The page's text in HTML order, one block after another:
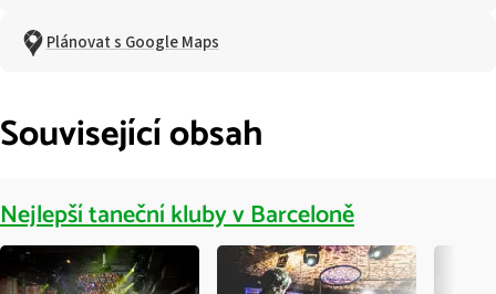
Plánovat s Google Maps
Související obsah
Nejlepší taneční kluby v Barceloně